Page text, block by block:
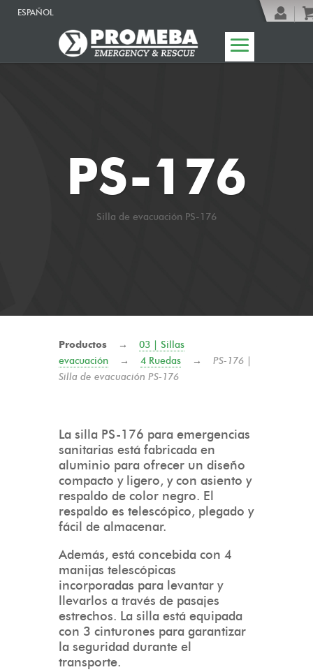
ESPAÑOL
PS-176
Silla de evacuación PS-176
Productos → 03 | Sillas
evacuación → 4 Ruedas → PS-176 |
Silla de evacuación PS-176
La silla PS-176 para emergencias
sanitarias está fabricada en
aluminio para ofrecer un diseño
compacto y ligero, y con asiento y
respaldo de color negro. El
respaldo es telescópico, plegado y
fácil de almacenar.
Además, está concebida con 4
manijas telescópicas
incorporadas para levantar y
llevarlos a través de pasajes
estrechos. La silla está equipada
con 3 cinturones para garantizar
la seguridad durante el
transporte.